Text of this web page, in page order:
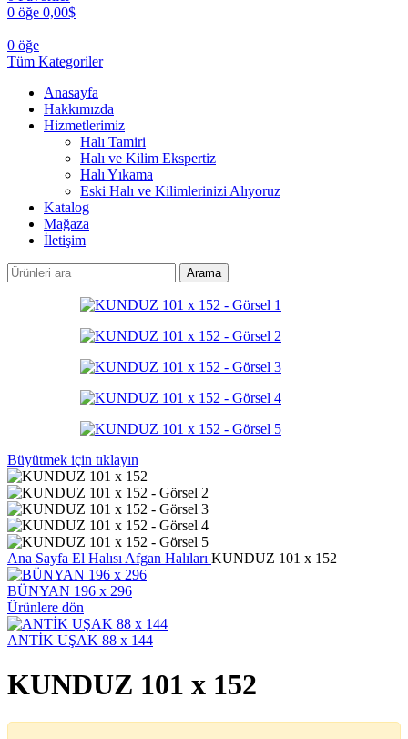
0 öğe 0,00$
0 öğe
Tüm Kategoriler
Anasayfa
Hakkımızda
Hizmetlerimiz
Halı Tamiri
Halı ve Kilim Ekspertiz
Halı Yıkama
Eski Halı ve Kilimlerinizi Alıyoruz
Katalog
Mağaza
İletişim
Arama
Büyütmek için tıklayın
Ana Sayfa El Halısı Afgan Halıları KUNDUZ 101 x 152
BÜNYAN 196 x 296
Ürünlere dön
ANTİK UŞAK 88 x 144
KUNDUZ 101 x 152